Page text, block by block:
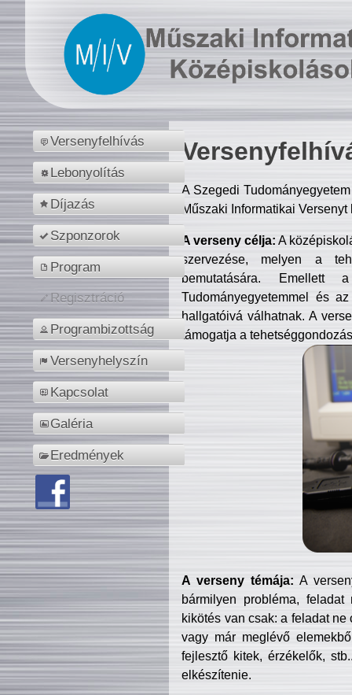
Versenyfelhívás
Lebonyolítás
Díjazás
Szponzorok
Program
Regisztráció
Programbizottság
Versenyhelyszín
Kapcsolat
Galéria
Eredmények
A Szegedi
Műszaki Informatikai
A verseny célja: A
szervezése, melyen a
bemutatására. Emellett
Tudományegyetemmel és
hallgatóivá válhatnak. A
támogatja a
A verseny témája: A
bármilyen probléma, feladat
kikötés van csak: a feladat
vagy már meglévő
fejlesztő kitek, érzékelők,
elkészítenie.